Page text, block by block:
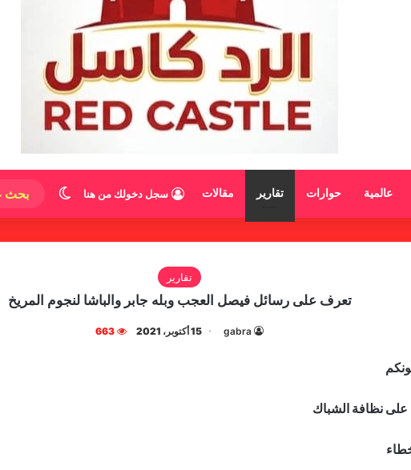
عالمية حوارات تقارير مقالات سجل دخولك من هنا الوضع
تقارير
تعرف على رسائل فيصل العجب وبله جابر والباشا لنجوم المريخ
gabra 15 أكتوبر، 2021 663
على نظافة الشباك